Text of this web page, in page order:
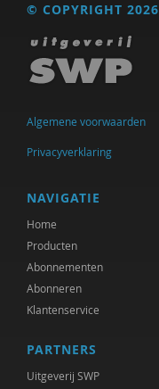
© COPYRIGHT 2026
Algemene voorwaarden
Privacyverklaring
NAVIGATIE
Home
Producten
Abonnementen
Abonneren
Klantenservice
PARTNERS
Uitgeverij SWP